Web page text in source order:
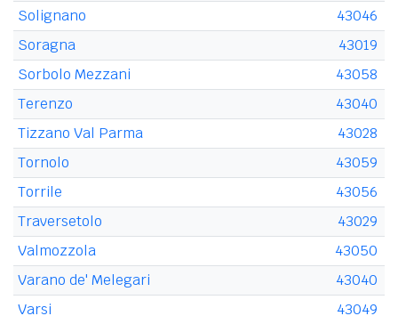
Solignano
43046
Soragna
43019
Sorbolo Mezzani
43058
Terenzo
43040
Tizzano Val Parma
43028
Tornolo
43059
Torrile
43056
Traversetolo
43029
Valmozzola
43050
Varano de' Melegari
43040
Varsi
43049